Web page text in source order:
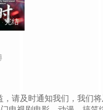
完结
请及时通知我们，我们将